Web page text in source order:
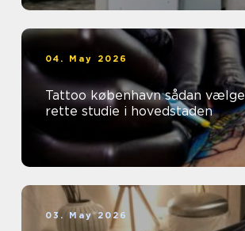
04. May 2026
Tattoo københavn sådan vælger du det
rette studie i hovedstaden
03. May 2026